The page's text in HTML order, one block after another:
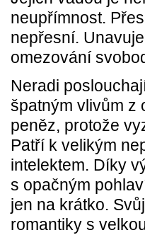
neupřímnost.
nepřesní.
omezování
Neradi
špatným vlivům z
peněz, protože
Patří k velikým
intelektem. Díky
s opačným
jen na krátko.
romantiky s